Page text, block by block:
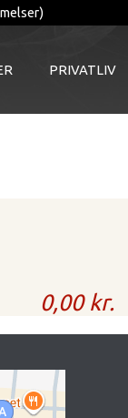
PRIVATLIV
0,00 kr.